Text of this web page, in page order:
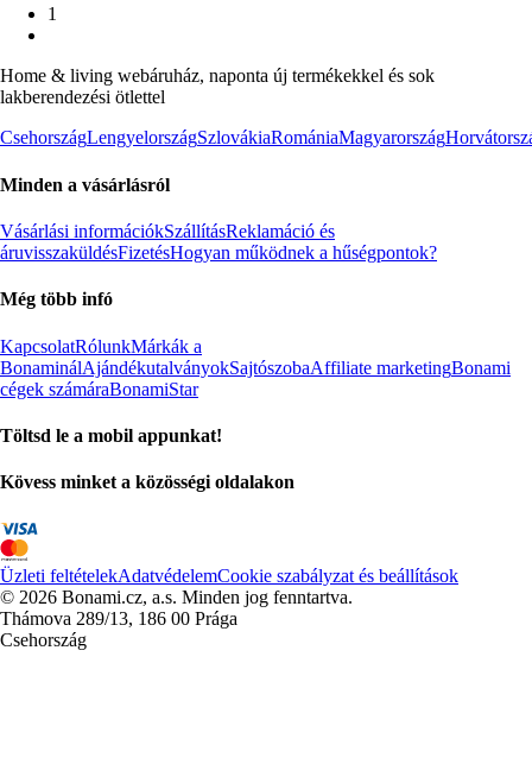
1
Home & living webáruház, naponta új termékekkel és sok
lakberendezési ötlettel
CsehországLengyelországSzlovákiaRomániaMagyarország
Minden a vásárlásról
Vásárlási információkSzállításReklamáció és
áruvisszaküldésFizetésHogyan működnek a hűségpontok?
Még több infó
KapcsolatRólunkMárkák a
BonaminálAjándékutalványokSajtószobaAffiliate marketingBonami
cégek számáraBonamiStar
Töltsd le a mobil appunkat!
Kövess minket a közösségi oldalakon
Üzleti feltételekAdatvédelemCookie szabályzat és beállítások
© 2026 Bonami.cz, a.s. Minden jog fenntartva.
Thámova 289/13, 186 00 Prága
Csehország